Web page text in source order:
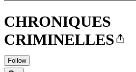
CHRONIQUES
CRIMINELLES
Follow